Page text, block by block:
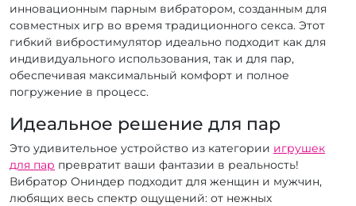
инновационным парным вибратором, созданным для
совместных игр во время традиционного секса. Этот
гибкий вибростимулятор идеально подходит как для
индивидуального использования, так и для пар,
обеспечивая максимальный комфорт и полное
погружение в процесс.
Идеальное решение для пар
Это удивительное устройство из категории игрушек
для пар превратит ваши фантазии в реальность!
Вибратор Ониндер подходит для женщин и мужчин,
любящих весь спектр ощущений: от нежных